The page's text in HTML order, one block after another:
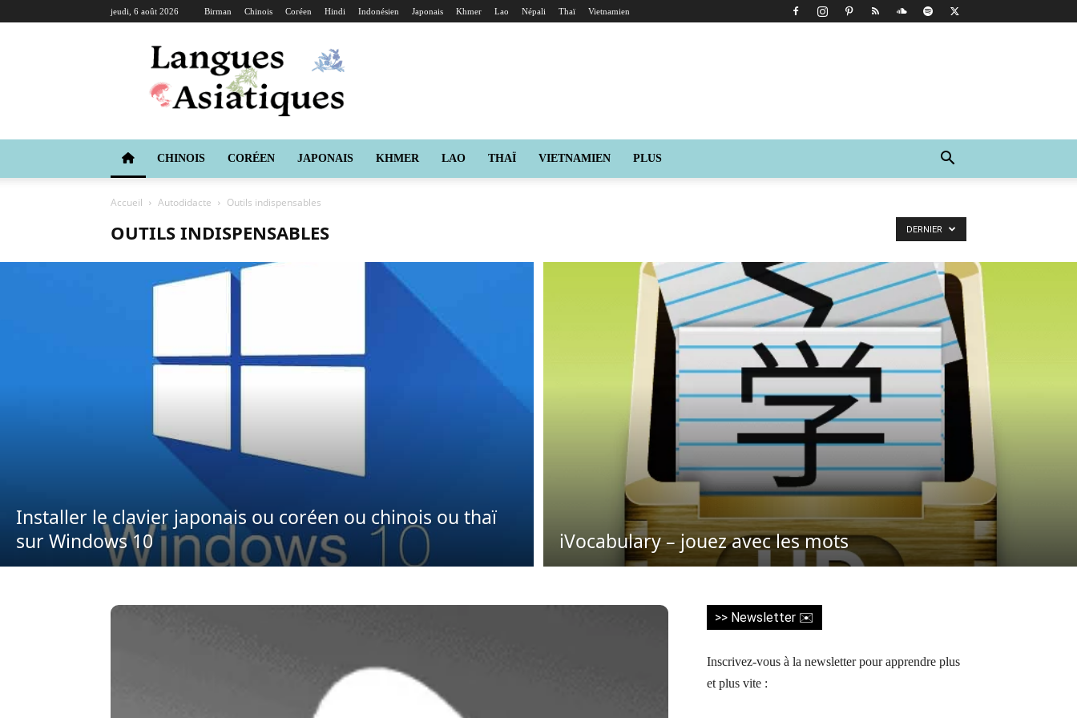
jeudi, 6 août 2026 Birman Chinois Coréen Hindi Indonésien Japonais Khmer Lao Népali Thaï Vietnamien
Langues
Asiatiques
CHINOIS CORÉEN JAPONAIS KHMER LAO THAÏ VIETNAMIEN PLUS
Accueil Autodidacte Outils indispensables
OUTILS INDISPENSABLES DERNIER
Installer le clavier japonais ou coréen ou chinois ou thaï
sur Windows 10
iVocabulary – jouez avec les mots
>> Newsletter ✉️
Inscrivez-vous à la newsletter pour apprendre plus
et plus vite :